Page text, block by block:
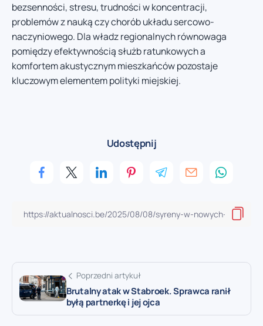
bezsenności, stresu, trudności w koncentracji,
problemów z nauką czy chorób układu sercowo-
naczyniowego. Dla władz regionalnych równowaga
pomiędzy efektywnością służb ratunkowych a
komfortem akustycznym mieszkańców pozostaje
kluczowym elementem polityki miejskiej.
Udostępnij
Poprzedni artykuł
Brutalny atak w Stabroek. Sprawca ranił
byłą partnerkę i jej ojca